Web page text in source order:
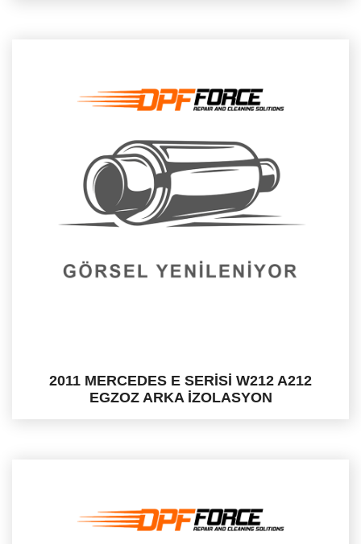
2011 MERCEDES E SERİSİ W212 A212
EGZOZ ARKA İZOLASYON